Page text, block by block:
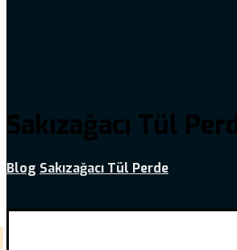
Sakızağacı Tül
Blog Sakızağacı Tül Perde